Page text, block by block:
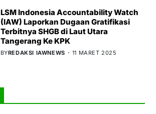
LSM Indonesia Accountability Watch
(IAW) Laporkan Dugaan Gratifikasi
Terbitnya SHGB di Laut Utara
Tangerang Ke KPK
BYREDAKSI IAWNEWS 11 MARET 2025